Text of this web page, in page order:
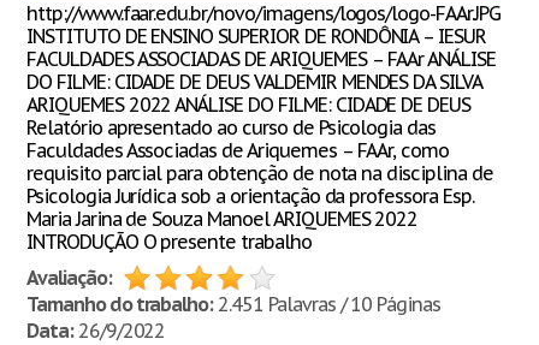
http://www.faar.edu.br/novo/imagens/logos/logo-FAAr.JPG
INSTITUTO DE ENSINO SUPERIOR DE RONDÔNIA – IESUR
FACULDADES ASSOCIADAS DE ARIQUEMES – FAAr ANÁLISE
DO FILME: CIDADE DE DEUS VALDEMIR MENDES DA SILVA
ARIQUEMES 2022 ANÁLISE DO FILME: CIDADE DE DEUS
Relatório apresentado ao curso de Psicologia das
Faculdades Associadas de Ariquemes – FAAr, como
requisito parcial para obtenção de nota na disciplina de
Psicologia Jurídica sob a orientação da professora Esp.
Maria Jarina de Souza Manoel ARIQUEMES 2022
INTRODUÇÃO O presente trabalho
Avaliação:
Tamanho do trabalho:2.451 Palavras / 10 Páginas
Data:26/9/2022